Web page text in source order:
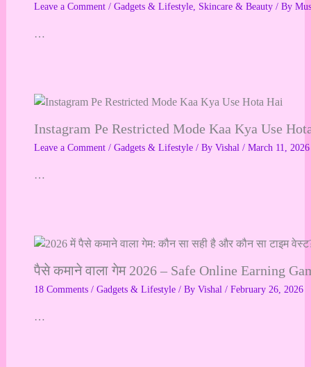
Leave a Comment / Gadgets & Lifestyle, Skincare & Beauty/ By
…
Instagram Pe Restricted Mode Kaa Kya Use
Leave a Comment / Gadgets & Lifestyle/ By Vishal / March 11, 2026
…
पैसे कमाने वाला गेम 2026 – Safe Online Earning
18 Comments / Gadgets & Lifestyle/ By Vishal / February 26, 2026
…